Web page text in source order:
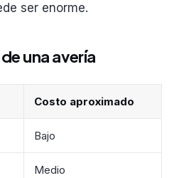
ser enorme.
una avería
Costo aproximado
Bajo
Medio